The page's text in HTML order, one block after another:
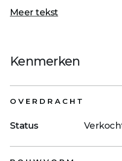
Meer tekst
Kenmerken
OVERDRACHT
Status